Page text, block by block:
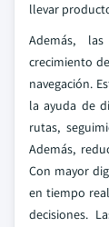
llevar
Además,
crecimiento
navegación.
la ayuda de
rutas,
Además,
Con mayor
en tiempo
decisiones.